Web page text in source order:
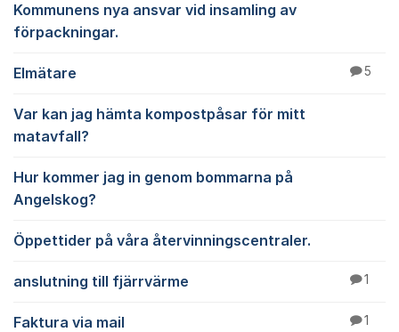
Kommunens nya ansvar vid insamling av
förpackningar.
Elmätare 5
Var kan jag hämta kompostpåsar för mitt
matavfall?
Hur kommer jag in genom bommarna på
Angelskog?
Öppettider på våra återvinningscentraler.
anslutning till fjärrvärme 1
Faktura via mail 1